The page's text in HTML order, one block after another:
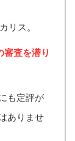
リス。
査を潜り
も定評が
ありませ